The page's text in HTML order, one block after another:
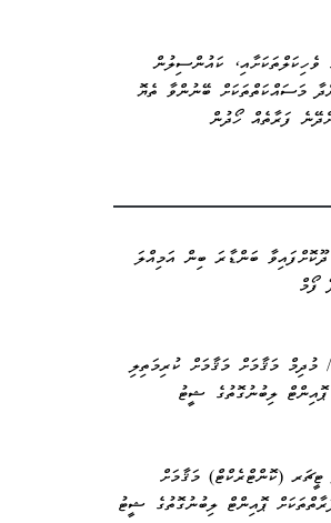
ވެހިކަލްތަކަށާއި، ކައުންސިލުން
މަސައްކަތްތަކަށް ބޭނުންވާ ތެޔޮ
ފަރާތެއް ހޯދުން
ބަންޑާރަ ބިން އަމިއްލަ
ފޯމް
މުދިމް މަޤާމަށް މަޤާމަށް ކުރިމަތިލި
ޕޮއިންޓް ލިބުނުގޮތުގެ ޝީޓު
(ކޮންޓްރެކްޓް) މަޤާމަށް
ޕޮއިންޓް ލިބުނުގޮތުގެ ޝީޓު